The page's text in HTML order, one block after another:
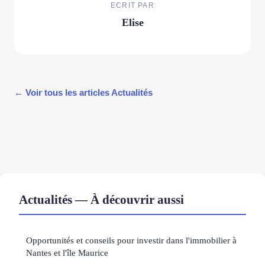
ECRIT PAR
Elise
← Voir tous les articles Actualités
Actualités — À découvrir aussi
Opportunités et conseils pour investir dans l'immobilier à
Nantes et l'île Maurice